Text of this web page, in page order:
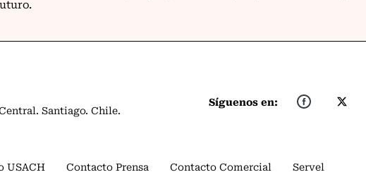
Santiago. Chile.
Síguenos en:
USACH Contacto Prensa Contacto Comercial Servel